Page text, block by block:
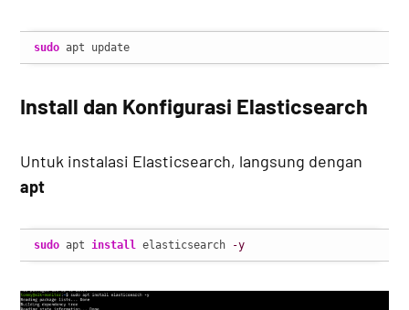
sudo apt update
Install dan Konfigurasi Elasticsearch
Untuk instalasi Elasticsearch, langsung dengan
apt
sudo apt install elasticsearch -y